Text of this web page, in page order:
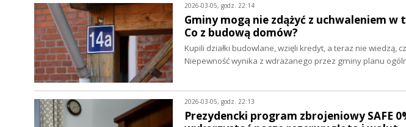
2026-03-05, godz. 22:14
Gminy mogą nie zdążyć z uchwaleniem
Co z budową domów?
Kupili działki budowlane, wzięli kredyt, a teraz nie wiedzą,
Niepewność wynika z wdrażanego przez gminy planu
2026-03-05, godz. 22:13
Prezydencki program zbrojeniowy SAFE